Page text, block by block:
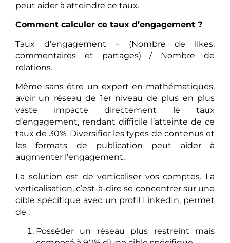
peut aider à atteindre ce taux.
Comment calculer ce taux d’engagement ?
Taux d’engagement = (Nombre de likes,
commentaires et partages) / Nombre de
relations.
Même sans être un expert en mathématiques,
avoir un réseau de 1er niveau de plus en plus
vaste impacte directement le taux
d’engagement, rendant difficile l’atteinte de ce
taux de 30%. Diversifier les types de contenus et
les formats de publication peut aider à
augmenter l’engagement.
La solution est de verticaliser vos comptes. La
verticalisation, c’est-à-dire se concentrer sur une
cible spécifique avec un profil LinkedIn, permet
de :
Posséder un réseau plus restreint mais